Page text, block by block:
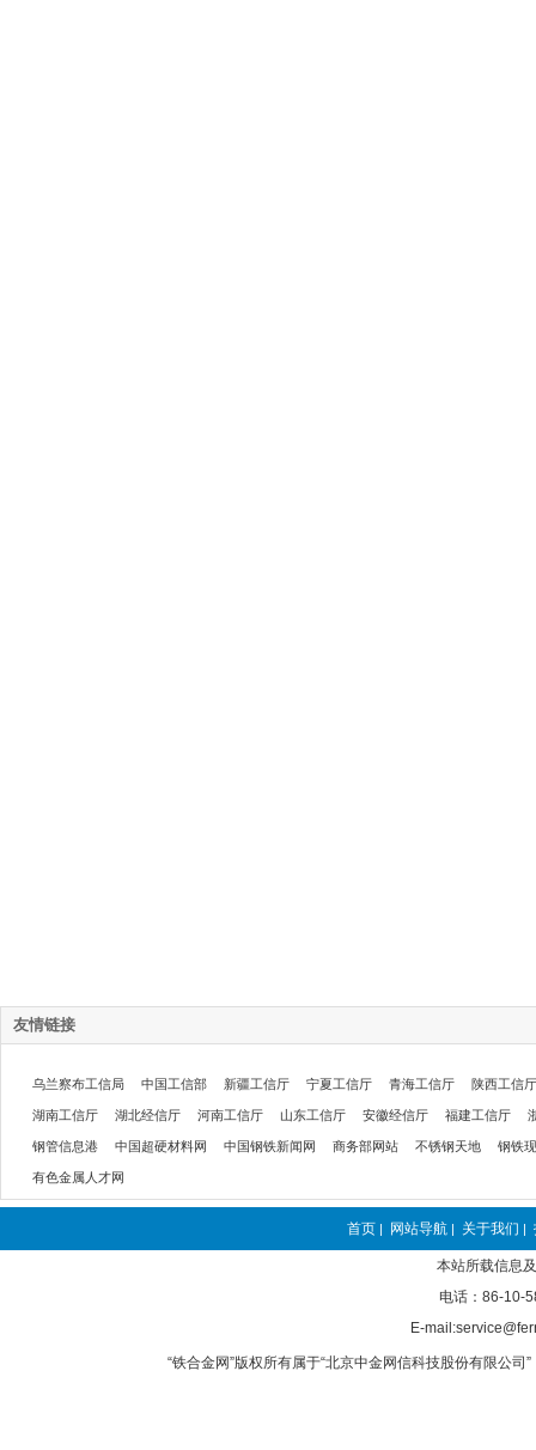
友情链接
乌兰察布工信局 中国工信部 新疆工信厅 宁夏工信厅 青海工信厅 陕西工信厅
湖南工信厅 湖北经信厅 河南工信厅 山东工信厅 安徽经信厅 福建工信厅
钢管信息港 中国超硬材料网 中国钢铁新闻网 商务部网站 不锈钢天地 钢铁
有色金属人才网
首页 | 网站导航 | 关于我们 |
本站所载信息
电话：86-10-
E-
“铁合金网”版权所有属于“北京中金网信科技股份有限公司